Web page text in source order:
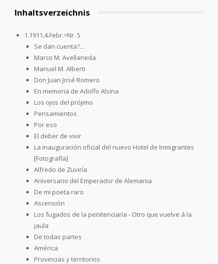
Inhaltsverzeichnis
1.1911,4.Febr.=Nr. 5
Se dan cuenta?...
Marco M. Avellaneda
Manuel M. Alberti
Don Juan José Romero
En memoria de Adolfo Alsina
Los ojos del prójimo
Pensamientos
Por eso
El deber de vivir
La inauguración oficial del nuevo Hotel de Inmigrantes
[Fotografía]
Alfredo de Zuviría
Aniversario del Emperador de Alemania
De mi poeta raro
Ascensión
Los fugados de la penitenciaría - Otro que vuelve á la
jaula
De todas partes
América
Provincias y territorios